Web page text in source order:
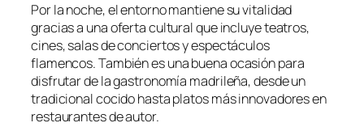
Por la noche, el entorno mantiene su vitalidad
gracias a una oferta cultural que incluye teatros,
cines, salas de conciertos y espectáculos
flamencos. También es una buena ocasión para
disfrutar de la gastronomía madrileña, desde un
tradicional cocido hasta platos más innovadores en
restaurantes de autor.